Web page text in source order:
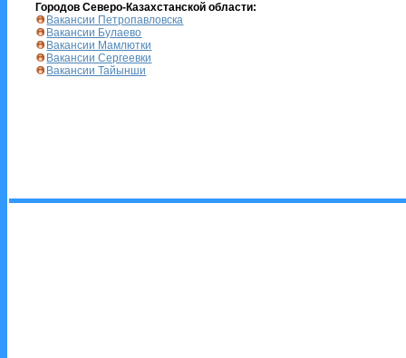
Городов Северо-Казахстанской области:
Вакансии Петропавловска
Вакансии Булаево
Вакансии Мамлютки
Вакансии Сергеевки
Вакансии Тайынши